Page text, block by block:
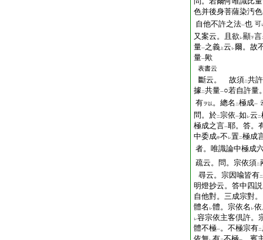
色并後身菩薩染汚色
自他不許之法一也 可
又案云。且欲 レ顯下言
量一之義 上云 レ爾。故
量一歟
表書云
斷云。 故須二共
據二共量一○若自許
有ヲ以。總名 二極成一
問。於二宗依一如 レ云 二
極成之言一耶。答。
中委成中不 レ置二極成
者。唯識論中極成
疏云。問。宗依須二
尋云。宗因喩皆有二
明燈抄云。答中四
自他對。三成宗對
體名 レ體。宗依名 レ
レ容宗依主客倶許。
體不極一。不極宗有二